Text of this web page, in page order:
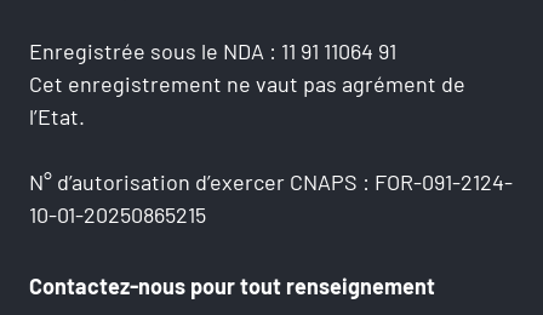
Enregistrée sous le NDA : 11 91 11064 91
Cet enregistrement ne vaut pas agrément de
l’Etat.
N° d’autorisation d’exercer CNAPS : FOR-091-2124-
10-01-20250865215
Contactez-nous pour tout renseignement